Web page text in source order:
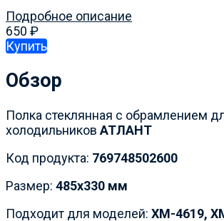
Подробное описание
650 ₽
Купить
Обзор
Полка стеклянная с обрамлением
холодильниковАТЛАНТ
Код продукта: 769748502600
Размер: 485х330 мм
Подходит для моделей: ХМ-4619,